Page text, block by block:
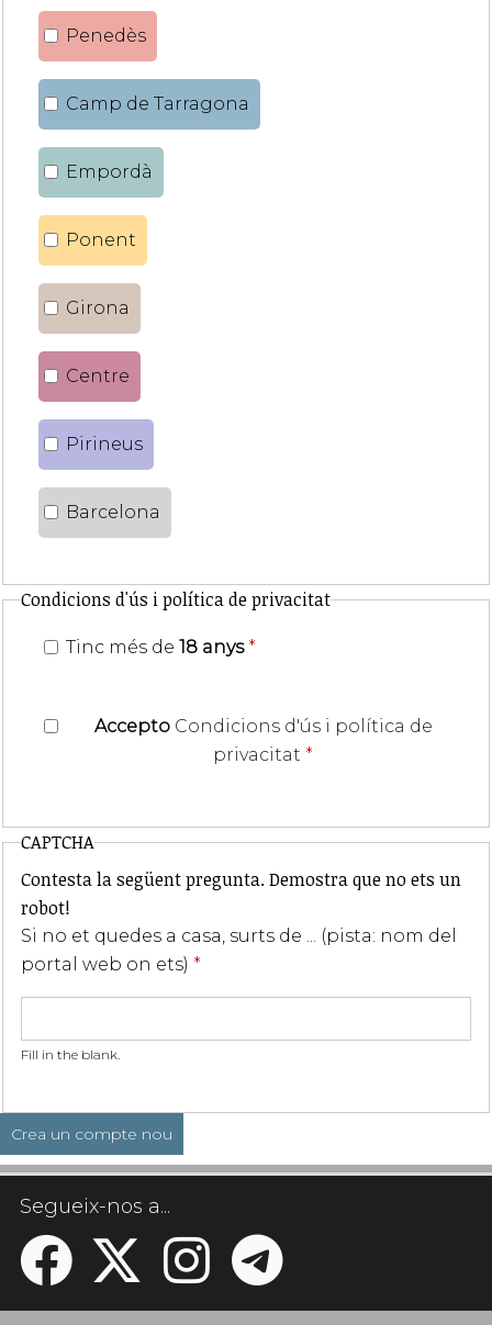
Penedès
Camp de Tarragona
Empordà
Ponent
Girona
Centre
Pirineus
Barcelona
Condicions d'ús i política de privacitat
Tinc més de 18 anys *
Accepto Condicions d'ús i política de
privacitat *
CAPTCHA
Contesta la següent pregunta. Demostra que no ets un
robot!
Si no et quedes a casa, surts de ... (pista: nom del
portal web on ets) *
Fill in the blank.
Segueix-nos a...